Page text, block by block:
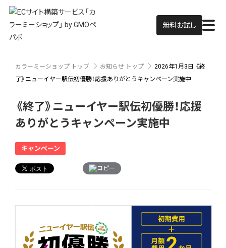
無料お試し
カラーミーショップ トップ お知らせ トップ 2026年1月3日 《終
了》ニューイヤー駅伝初優勝！応援ありがとうキャンペーン実施中
《終了》ニューイヤー駅伝初優勝！応援
ありがとうキャンペーン実施中
キャンペーン
コピー